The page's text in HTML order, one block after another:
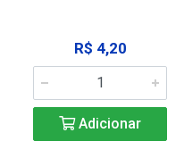
R$ 4,20
Adicionar